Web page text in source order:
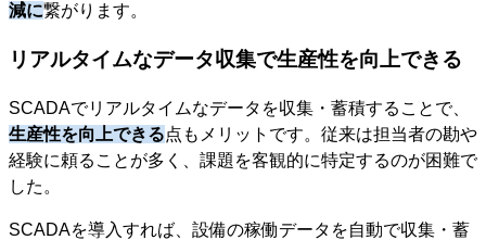
減に繋がります。
リアルタイムなデータ収集で生産性を向上できる
SCADAでリアルタイムなデータを収集・蓄積することで、
生産性を向上できる点もメリットです。従来は担当者の勘や
経験に頼ることが多く、課題を客観的に特定するのが困難で
した。
SCADAを導入すれば、設備の稼働データを自動で収集・蓄